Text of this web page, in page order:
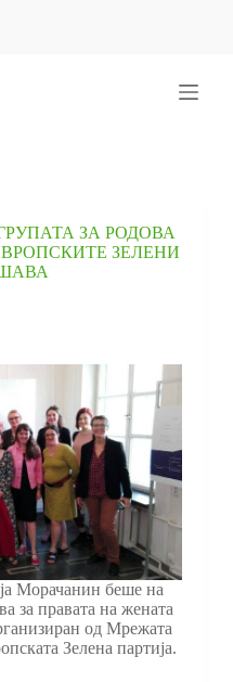
ЗА РОДОВА
ЗЕЛЕНИ
Морачанин беше на
за правата на жената
од Мрежата
Зелена партија.